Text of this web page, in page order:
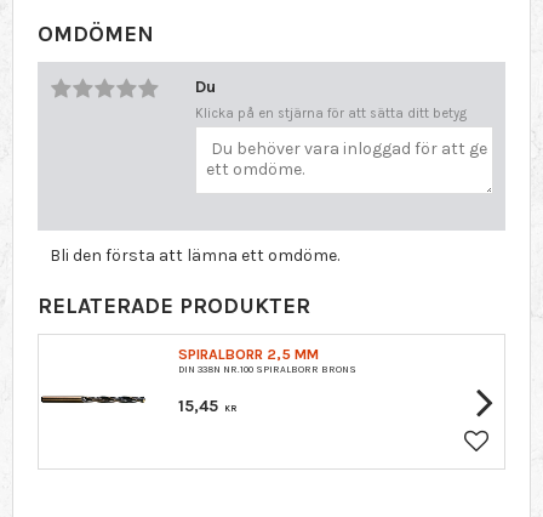
OMDÖMEN
Du
Klicka på en stjärna för att sätta ditt betyg
Bli den första att lämna ett omdöme.
RELATERADE PRODUKTER
SPIRALBORR 2,5 MM
DIN 338N NR.100 SPIRALBORR BRONS
15,45 KR
Lägg till